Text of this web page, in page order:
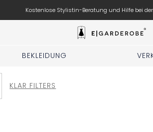
Kostenlose Stylistin-Beratung und Hilfe bei
BEKLEIDUNG
KLAR FILTERS